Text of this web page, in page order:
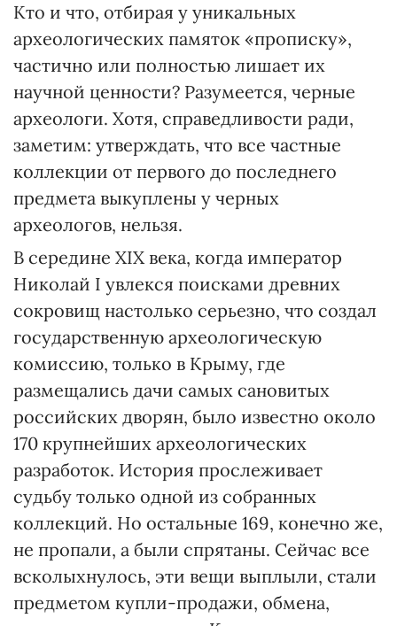
Кто и что, отбирая у уникальных
археологических памяток «прописку»,
частично или полностью лишает их
научной ценности? Разумеется, черные
археологи. Хотя, справедливости ради,
заметим: утверждать, что все частные
коллекции от первого до последнего
предмета выкуплены у черных
археологов, нельзя.
В середине XIX века, когда император
Николай І увлекся поисками древних
сокровищ настолько серьезно, что создал
государственную археологическую
комиссию, только в Крыму, где
размещались дачи самых сановитых
российских дворян, было известно около
170 крупнейших археологических
разработок. История прослеживает
судьбу только одной из собранных
коллекций. Но остальные 169, конечно же,
не пропали, а были спрятаны. Сейчас все
всколыхнулось, эти вещи выплыли, стали
предметом купли-продажи, обмена,